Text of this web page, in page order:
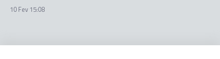
10 Fev 15:08